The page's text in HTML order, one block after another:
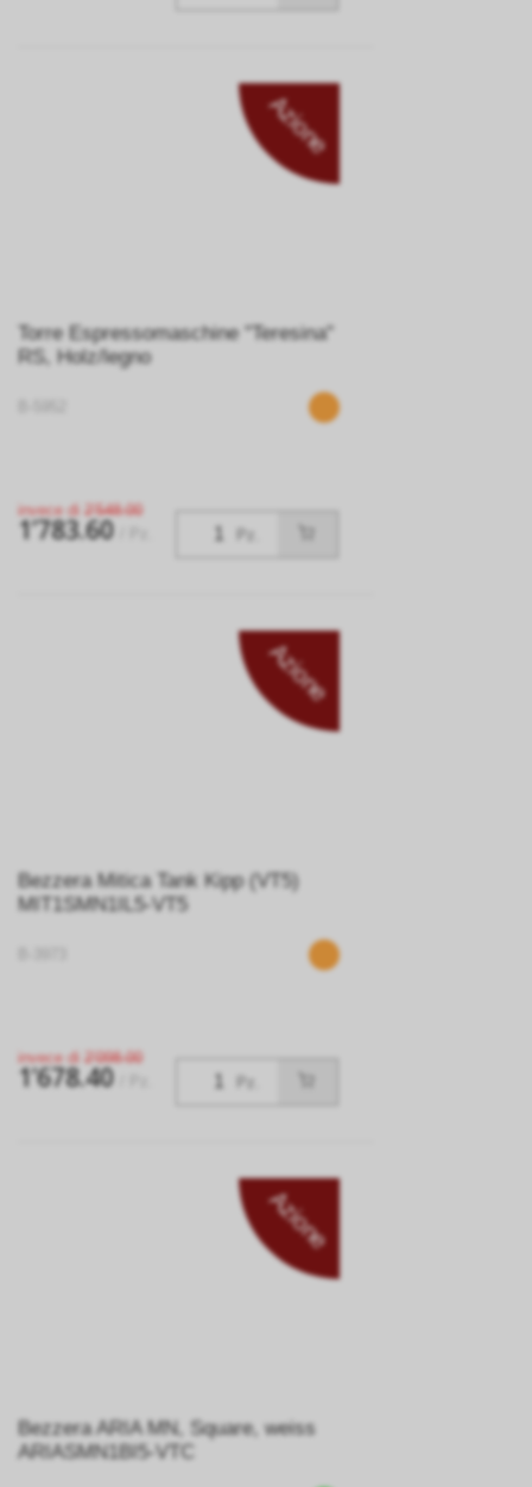
Azione
Torre Espressomaschine "Teresina"
RS, Holz/legno
Pz.
invece di 2’548.00
1’783.60
Azione
Bezzera Mitica Tank Kipp (VT5)
MIT1SMN1IL5-VT5
Pz.
invece di 2’098.00
1’678.40
Azione
Bezzera ARIA MN, Square, weiss
ARIASMN1BI5-VTC